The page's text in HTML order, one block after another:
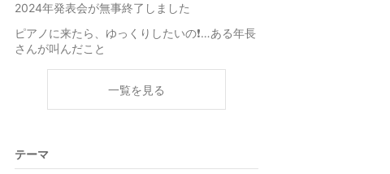
2024年発表会が無事終了しました
ピアノに来たら、ゆっくりしたいの❗…ある年長
さんが叫んだこと
一覧を見る
テーマ